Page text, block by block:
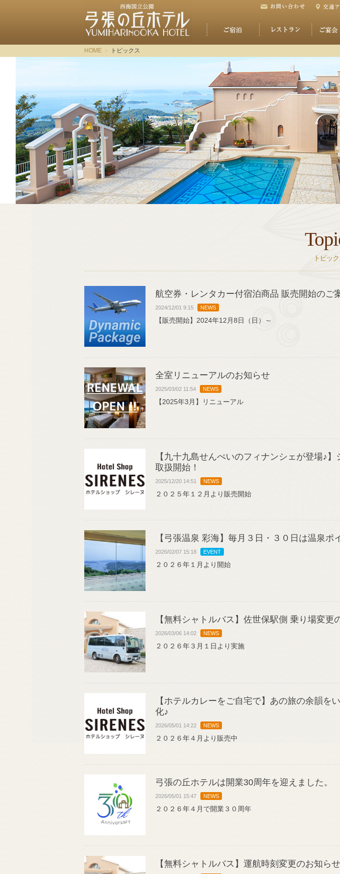
HOME トピックス
トピッ
航空券・レンタカー付宿泊商品 販売開始のご
2024/12/01 9:15 NEWS
【販売開始】2024年12月8日（日）～
全室リニューアルのお知らせ
2025/03/02 11:54 NEWS
【2025年3月】リニューアル
【九十九島せんぺいのフィナンシェが登場♪
取扱開始！
2025/12/20 14:51 NEWS
２０２５年１２月より販売開始
【弓張温泉 彩海】毎月３日・３０日は温泉
2026/02/07 15:18 EVENT
２０２６年１月より開始
【無料シャトルバス】佐世保駅側 乗り場変更
2026/03/06 14:02 NEWS
２０２６年３月１日より実施
【ホテルカレーをご自宅で】あの旅の余韻
化♪
2026/05/01 14:22 NEWS
２０２６年４月より販売中
弓張の丘ホテルは開業30周年を迎えました。
2026/05/01 15:47 NEWS
２０２６年４月で開業３０周年
【無料シャトルバス】運航時刻変更のお知らせ